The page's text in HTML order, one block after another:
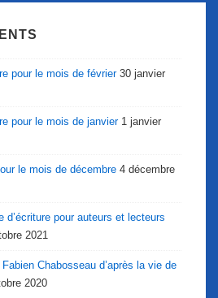
pour le mois de février 30 janvier
pour le mois de janvier 1 janvier
le mois de décembre 4 décembre
d’écriture pour auteurs et lecteurs
2021
Chabosseau d’après la vie de
2020